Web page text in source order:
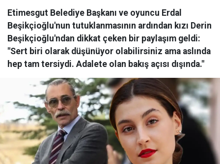
Etimesgut Belediye Başkanı ve oyuncu Erdal
Beşikçioğlu'nun tutuklanmasının ardından kızı Derin
Beşikçioğlu'ndan dikkat çeken bir paylaşım geldi:
"Sert biri olarak düşünüyor olabilirsiniz ama aslında
hep tam tersiydi. Adalete olan bakış açısı dışında."